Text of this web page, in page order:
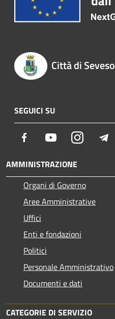
Città di Seveso
SEGUICI SU
Facebook YoutubeInstagram
AMMINISTRAZIONE
Organi di Governo
Aree Amministrative
Uffici
Enti e fondazioni
Politici
Personale Amministrativo
Documenti e dati
CATEGORIE DI SERVIZIO